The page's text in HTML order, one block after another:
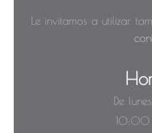
Le invitamos a utilizar
De
10:00